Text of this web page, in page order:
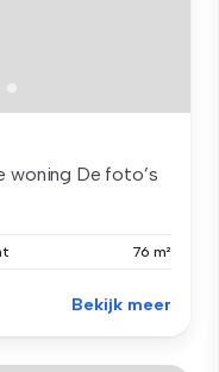
woning De foto’s
76 m²
Bekijk meer